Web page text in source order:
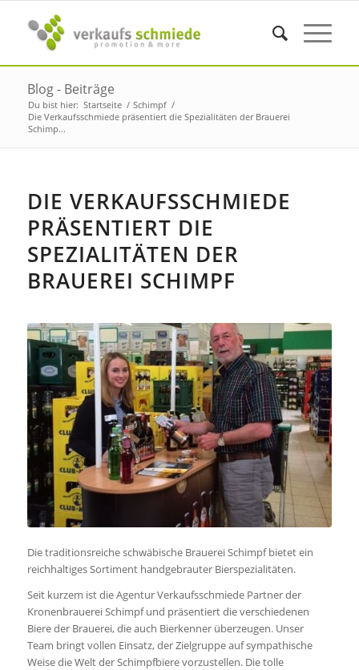
Blog - Beiträge
Du bist hier: Startseite / Schimpf /
Die Verkaufsschmiede präsentiert die Spezialitäten der Brauerei
Schimp...
DIE VERKAUFSSCHMIEDE
PRÄSENTIERT DIE
SPEZIALITÄTEN DER
BRAUEREI SCHIMPF
Die traditionsreiche schwäbische Brauerei Schimpf bietet ein
reichhaltiges Sortiment handgebrauter Bierspezialitäten.
Seit kurzem ist die Agentur Verkaufsschmiede Partner der
Kronenbrauerei Schimpf und präsentiert die verschiedenen
Biere der Brauerei, die auch Bierkenner überzeugen. Unser
Team bringt vollen Einsatz, der Zielgruppe auf sympathische
Weise die Welt der Schimpfbiere vorzustellen. Die tolle